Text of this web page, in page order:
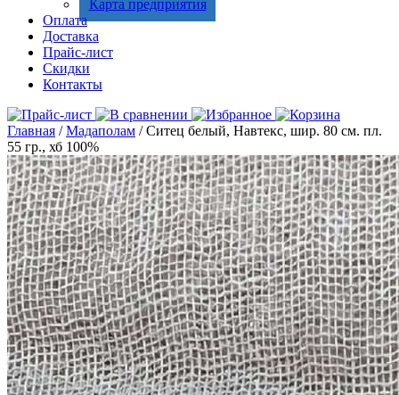
Карта предприятия
Оплата
Доставка
Прайс-лист
Скидки
Контакты
Главная /Мадаполам / Ситец белый, Навтекс, шир. 80 см. пл.
55 гр., хб 100%